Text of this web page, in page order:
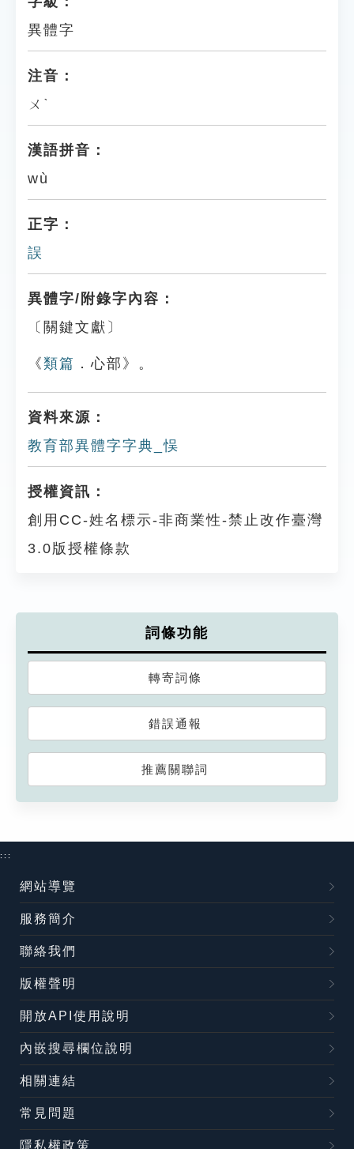
異體字
注音：
ㄨˋ
漢語拼音：
wù
正字：
誤
異體字/附錄字內容：
〔關鍵文獻〕
《類篇 ．心部》。
資料來源：
教育部異體字字典_悮
授權資訊：
創用CC-姓名標示-非商業性-禁止改作臺灣
3.0版授權條款
詞條功能
轉寄詞條
錯誤通報
推薦關聯詞
:::
網站導覽
服務簡介
聯絡我們
版權聲明
開放API使用說明
內嵌搜尋欄位說明
相關連結
常見問題
隱私權政策